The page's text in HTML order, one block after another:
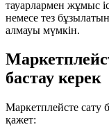
тауарлармен жұмыс
немесе тез
алмауы мүмкін.
бастау керек
Маркетплейсте сату
қажет: